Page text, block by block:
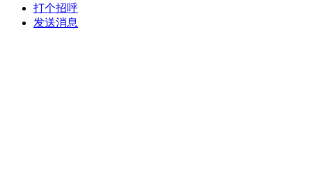
打个招呼
发送消息